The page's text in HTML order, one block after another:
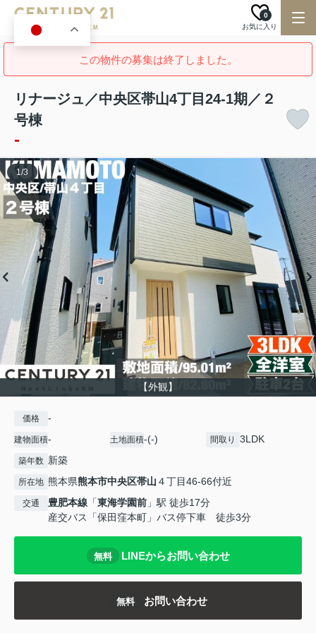
お気に入り
0
この物件の募集は終了しました。
リナージュ／中央区帯山4丁目24-1期／２
号棟
-
【外観】
1/3
価格 -
建物面積- 土地面積-(-) 間取り 3LDK
築年数 新築
所在地 熊本県熊本市中央区帯山 ４丁目46-66付近
交通 豊肥本線 「東海学園前 」駅 徒歩17分
産交バス「保田窪本町」バス停下車 徒歩3分
無料 LINEからお問い合わせ
無料 お問い合わせ